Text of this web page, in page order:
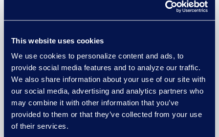
This website uses cookies
We use cookies to personalize content and ads, to
provide social media features and to analyze our traffic.
We also share information about your use of our site with
our social media, advertising and analytics partners who
may combine it with other information that you’ve
provided to them or that they’ve collected from your use
of their services.
례 관리에 대한 전문 지식을 보유한
전문가로 구성되어 있으며, 더욱 강력
에너지
20년 이상 당사는 고객에게 에너지
산업 맞춤형 솔루션을 제공하여 가치
있는 리소스를 절감할 수 있도록 지원
했습니다. 또한 일상적인 절차와 운영